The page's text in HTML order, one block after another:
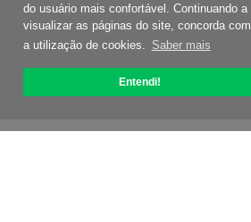
do usuário mais confortável. Continuando a
visualizar as páginas do site, concorda com
a utilização de cookies. Saber mais
Entendi!